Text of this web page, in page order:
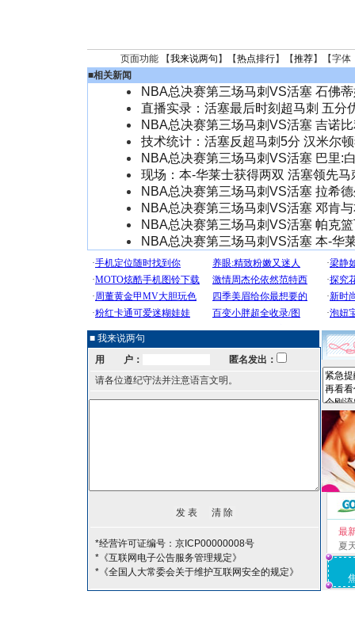
页面功能 【我来说两句 】【热点排行】【推荐】【字体
■相关新闻
NBA总决赛第三场马刺VS活塞 石佛
直播实录：活塞最后时刻超马刺 五分
NBA总决赛第三场马刺VS活塞 吉诺
技术统计：活塞反超马刺5分 汉米尔
NBA总决赛第三场马刺VS活塞 巴里:
现场：本-华莱士获得两双 活塞领先马
NBA总决赛第三场马刺VS活塞 拉希
NBA总决赛第三场马刺VS活塞 邓肯
NBA总决赛第三场马刺VS活塞 帕克
NBA总决赛第三场马刺VS活塞 本-华
■ 我来说两句
用 户：
匿名发出：
请各位遵纪守法并注意语言文明。
*经营许可证编号：京ICP00000008号
*《互联网电子公告服务管理规定》
*《全国人大常委会关于维护互联网安全的规定》
最
夏